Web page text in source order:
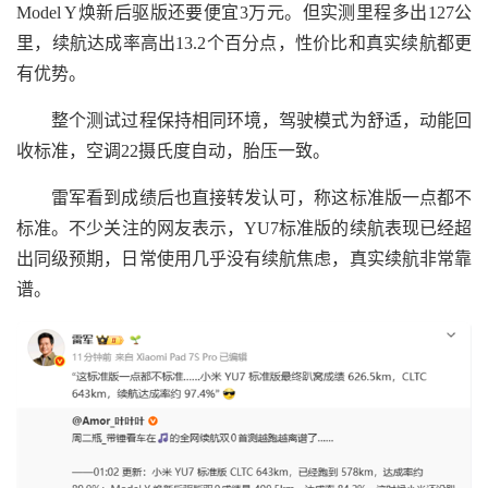
Model Y焕新后驱版还要便宜3万元。但实测里程多出127公
里，续航达成率高出13.2个百分点，性价比和真实续航都更
有优势。
整个测试过程保持相同环境，驾驶模式为舒适，动能回
收标准，空调22摄氏度自动，胎压一致。
雷军看到成绩后也直接转发认可，称这标准版一点都不
标准。不少关注的网友表示，YU7标准版的续航表现已经超
出同级预期，日常使用几乎没有续航焦虑，真实续航非常靠
谱。